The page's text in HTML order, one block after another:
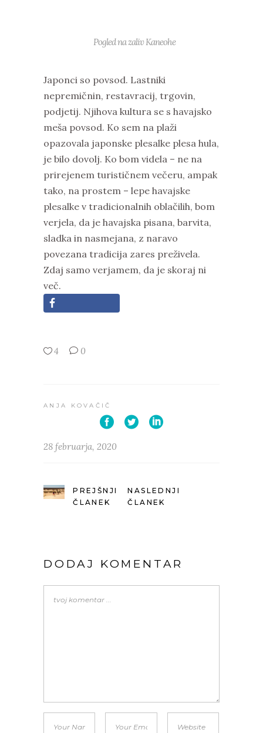
Pogled na zaliv Kaneohe
Japonci so povsod. Lastniki
nepremičnin, restavracij, trgovin,
podjetij. Njihova kultura se s havajsko
meša povsod. Ko sem na plaži
opazovala japonske plesalke plesa hula,
je bilo dovolj. Ko bom videla – ne na
prirejenem turističnem večeru, ampak
tako, na prostem – lepe havajske
plesalke v tradicionalnih oblačilih, bom
verjela, da je havajska pisana, barvita,
sladka in nasmejana, z naravo
povezana tradicija zares preživela.
Zdaj samo verjamem, da je skoraj ni
več.
4 0
ANJA KOVAČIČ
28 februarja, 2020
PREJŠNJI
ČLANEK
NASLEDNJI
ČLANEK
DODAJ KOMENTAR